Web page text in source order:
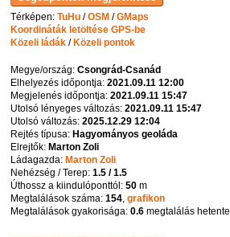
Térképen:TuHu /OSM /GMaps
Koordináták letöltése GPS-be
Közeli ládák / Közeli pontok
Megye/ország:Csongrád-Csanád
Elhelyezés időpontja:2021.09.11 12:00
Megjelenés időpontja:2021.09.11 15:47
Utolsó lényeges változás:2021.09.11 15:47
Utolsó változás:2025.12.29 12:04
Rejtés típusa: Hagyományos geoláda
Elrejtők: Marton Zoli
Ládagazda: Marton Zoli
Nehézség / Terep:1.5 / 1.5
Úthossz a kiindulóponttól:50 m
Megtalálások száma:154,grafikon
Megtalálások gyakorisága:0.6 megtalálás hetente